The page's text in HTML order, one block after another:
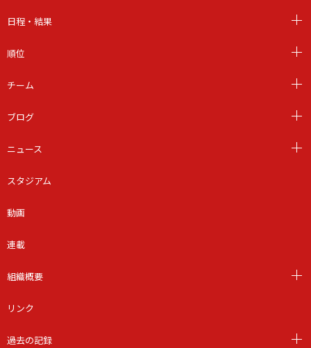
日程・結果
順位
チーム
ブログ
ニュース
スタジアム
動画
連載
組織概要
リンク
過去の記録